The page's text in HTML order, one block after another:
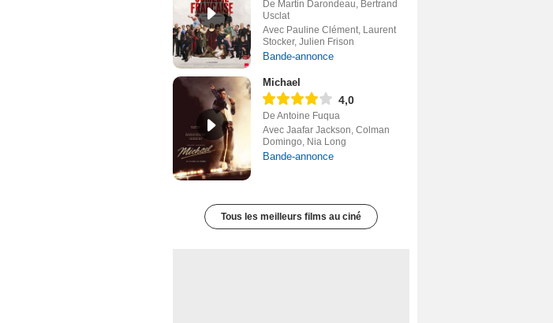
De Martin Darondeau, Bertrand
Usclat
Avec Pauline Clément, Laurent
Stocker, Julien Frison
Bande-annonce
Michael
4,0
De Antoine Fuqua
Avec Jaafar Jackson, Colman
Domingo, Nia Long
Bande-annonce
Tous les meilleurs films au ciné